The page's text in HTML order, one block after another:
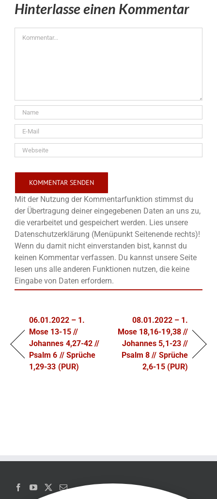
Hinterlasse einen Kommentar
Mit der Nutzung der Kommentarfunktion stimmst du
der Übertragung deiner eingegebenen Daten an uns zu,
die verarbeitet und gespeichert werden. Lies unsere
Datenschutzerklärung (Menüpunkt Seitenende rechts)!
Wenn du damit nicht einverstanden bist, kannst du
keinen Kommentar verfassen. Du kannst unsere Seite
lesen uns alle anderen Funktionen nutzen, die keine
Eingabe von Daten erfordern.
06.01.2022 – 1.
Mose 13-15 //
Johannes 4,27-42 //
Psalm 6 // Sprüche
1,29-33 (PUR)
08.01.2022 – 1.
Mose 18,16-19,38 //
Johannes 5,1-23 //
Psalm 8 // Sprüche
2,6-15 (PUR)